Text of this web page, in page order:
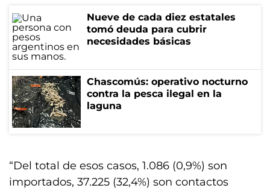
Nueve de cada diez estatales
tomó deuda para cubrir
necesidades básicas
Chascomús: operativo nocturno
contra la pesca ilegal en la
laguna
“Del total de esos casos, 1.086 (0,9%) son
importados, 37.225 (32,4%) son contactos